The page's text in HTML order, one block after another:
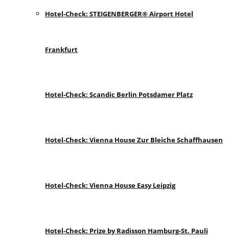
Hotel-Check: STEIGENBERGER® Airport Hotel
Frankfurt
Hotel-Check: Scandic Berlin Potsdamer Platz
Hotel-Check: Vienna House Zur Bleiche Schaffhausen
Hotel-Check: Vienna House Easy Leipzig
Hotel-Check: Prize by Radisson Hamburg-St. Pauli